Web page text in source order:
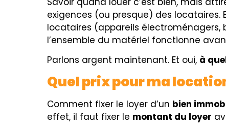
exigences (ou presque) des
locataires (appareils électroménagers,
l’ensemble du matériel fonctionne
Parlons argent maintenant. Et oui, à
Quel prix pour ma
Comment fixer le loyer d’un bien
effet, il faut fixer le montant du loyer